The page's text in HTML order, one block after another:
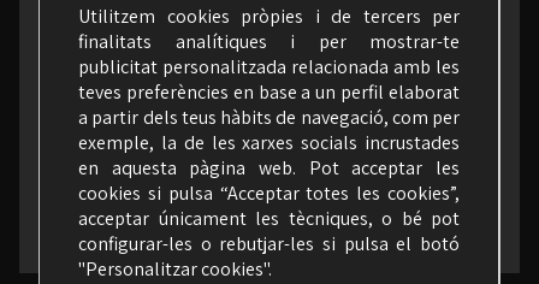
a les xarxes (segueix-nos)
Utilitzem cookies pròpies i de tercers per
finalitats analítiques i per mostrar-te
publicitat personalitzada relacionada amb les
teves preferències en base a un perfil elaborat
a partir dels teus hàbits de navegació, com per
exemple, la de les xarxes socials incrustades
en aquesta pàgina web. Pot acceptar les
cookies si pulsa “Acceptar totes les cookies”,
acceptar únicament les tècniques, o bé pot
configurar-les o rebutjar-les si pulsa el botó
"Personalitzar cookies".